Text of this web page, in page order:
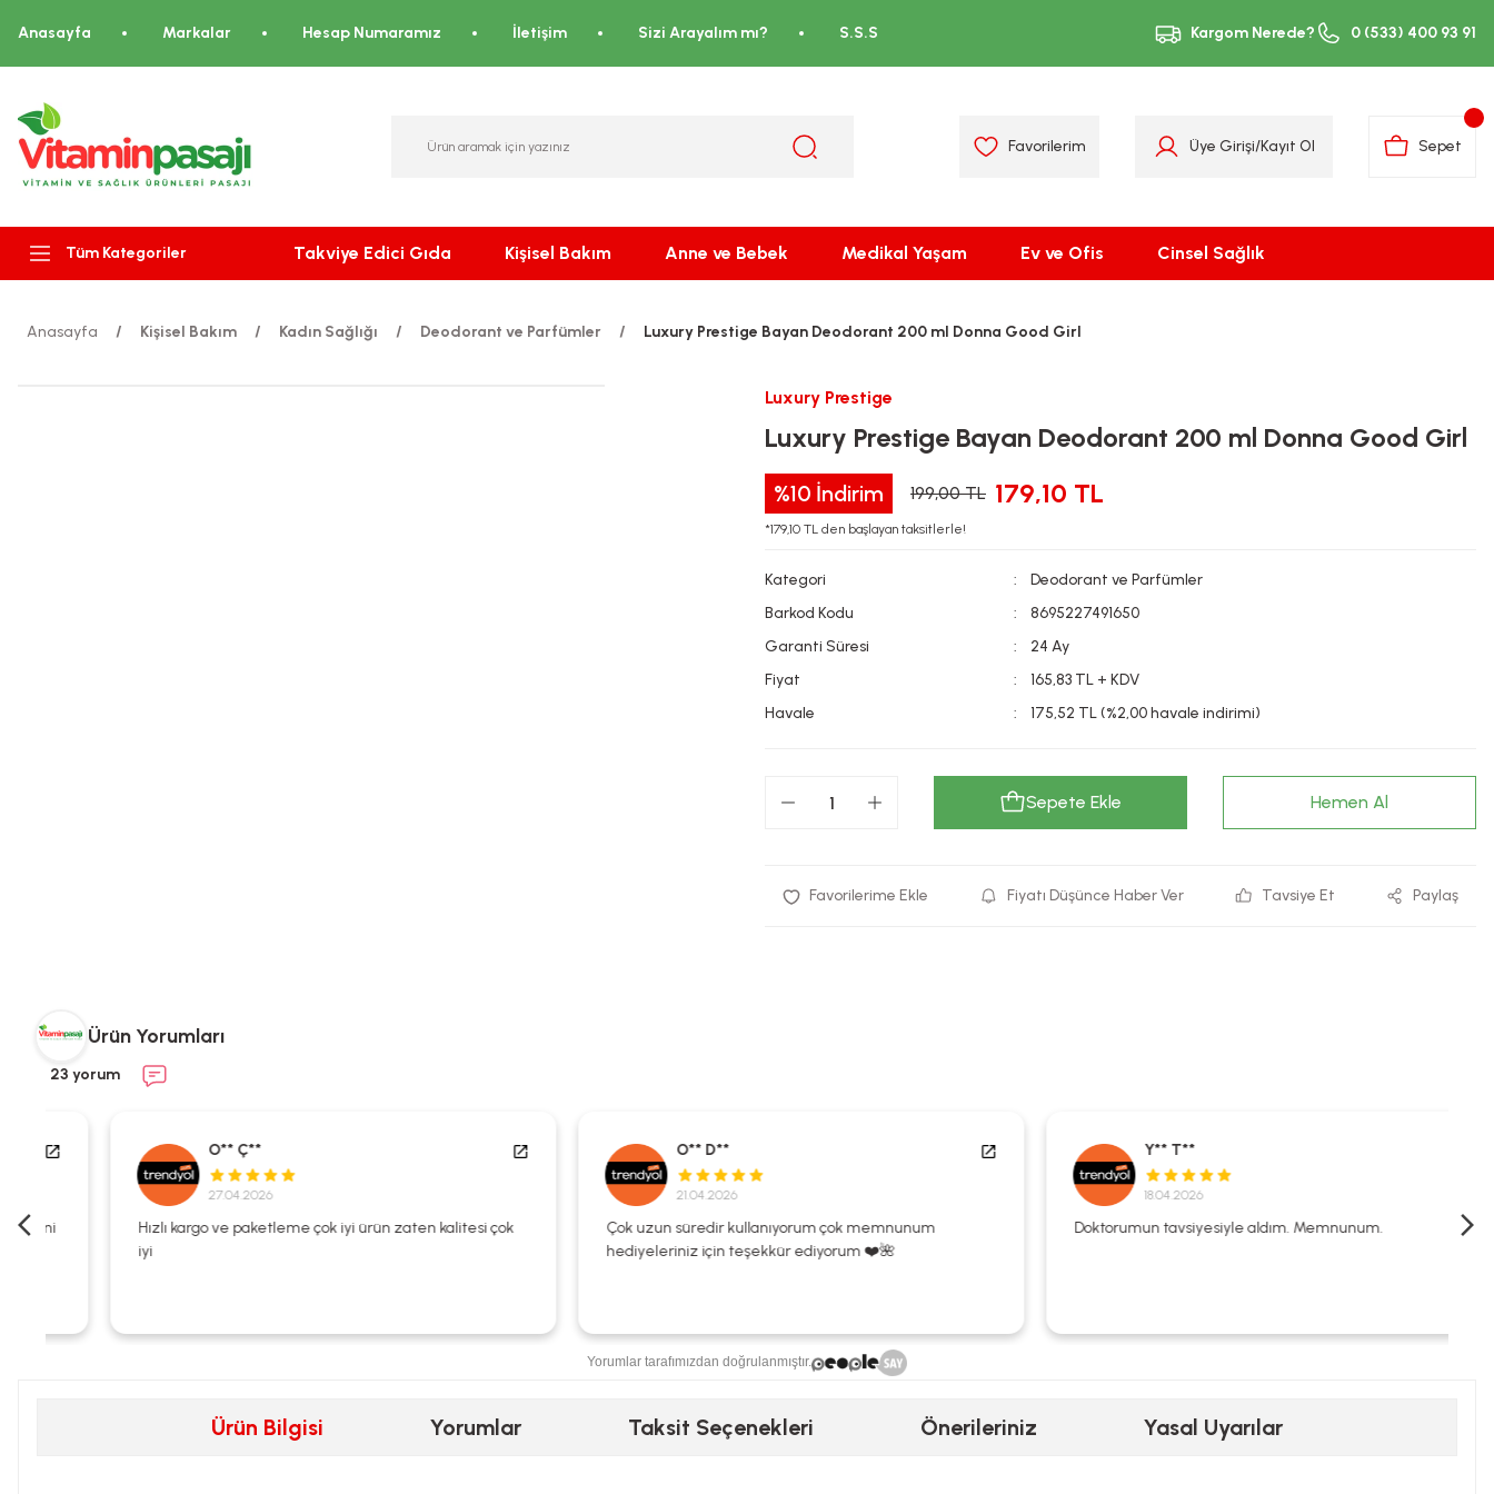
Anasayfa Markalar Hesap Numaramız İletişim Sizi Arayalım mı? S.S.S Kargom Nerede? 0 (533) 400 93 91
Favorilerim Üye Girişi/Kayıt Ol Sepet
Tüm Kategoriler Takviye Edici Gıda Kişisel Bakım Anne ve Bebek Medikal Yaşam Ev ve Ofis Cinsel Sağlık
Anasayfa Kişisel Bakım Kadın Sağlığı Deodorant ve Parfümler Luxury Prestige Bayan Deodorant 200 ml Donna Good Girl
Luxury Prestige
Luxury Prestige Bayan Deodorant 200 ml Donna Good Girl
%10 İndirim 199,00 TL 179,10 TL
*179,10 TL den başlayan taksitlerle!
Kategori
Deodorant ve Parfümler
Barkod Kodu
8695227491650
Garanti Süresi
24 Ay
Fiyat
165,83 TL + KDV
Havale
175,52 TL (%2,00 havale indirimi)
Sepete Ekle Hemen Al
Fiyatı Düşünce Haber Ver Tavsiye Et Paylaş
Ürün Yorumları
23 yorum
O** Ç**
27.04.2026
Hızlı kargo ve paketleme çok iyi ürün zaten kalitesi çok
O** D**
21.04.2026
Çok uzun süredir kullanıyorum çok memnunum
hediyeleriniz için teşekkür ediyorum ❤️🌺
Y** T**
18.04.2026
Doktorumun tavsiyesiyle aldım. Memnunum.
Yorumlar tarafımızdan doğrulanmıştır.
Ürün Bilgisi Yorumlar Taksit Seçenekleri Önerileriniz Yasal Uyarılar